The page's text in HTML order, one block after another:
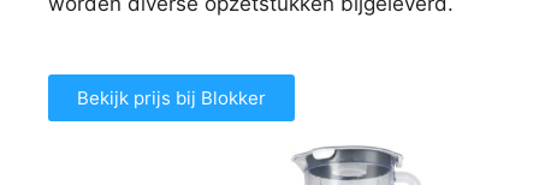
Bekijk prijs bij Blokker